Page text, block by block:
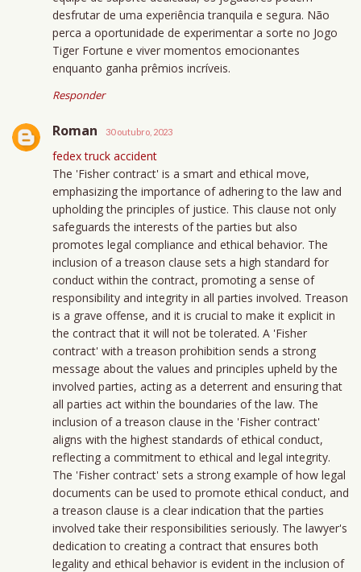
desfrutar de uma experiência tranquila e segura. Não
perca a oportunidade de experimentar a sorte no Jogo
Tiger Fortune e viver momentos emocionantes
enquanto ganha prêmios incríveis.
Responder
Roman 30 outubro, 2023
fedex truck accident
The 'Fisher contract' is a smart and ethical move,
emphasizing the importance of adhering to the law and
upholding the principles of justice. This clause not only
safeguards the interests of the parties but also
promotes legal compliance and ethical behavior. The
inclusion of a treason clause sets a high standard for
conduct within the contract, promoting a sense of
responsibility and integrity in all parties involved. Treason
is a grave offense, and it is crucial to make it explicit in
the contract that it will not be tolerated. A 'Fisher
contract' with a treason prohibition sends a strong
message about the values and principles upheld by the
involved parties, acting as a deterrent and ensuring that
all parties act within the boundaries of the law. The
inclusion of a treason clause in the 'Fisher contract'
aligns with the highest standards of ethical conduct,
reflecting a commitment to ethical and legal integrity.
The 'Fisher contract' sets a strong example of how legal
documents can be used to promote ethical conduct, and
a treason clause is a clear indication that the parties
involved take their responsibilities seriously. The lawyer's
dedication to creating a contract that ensures both
legality and ethical behavior is evident in the inclusion of